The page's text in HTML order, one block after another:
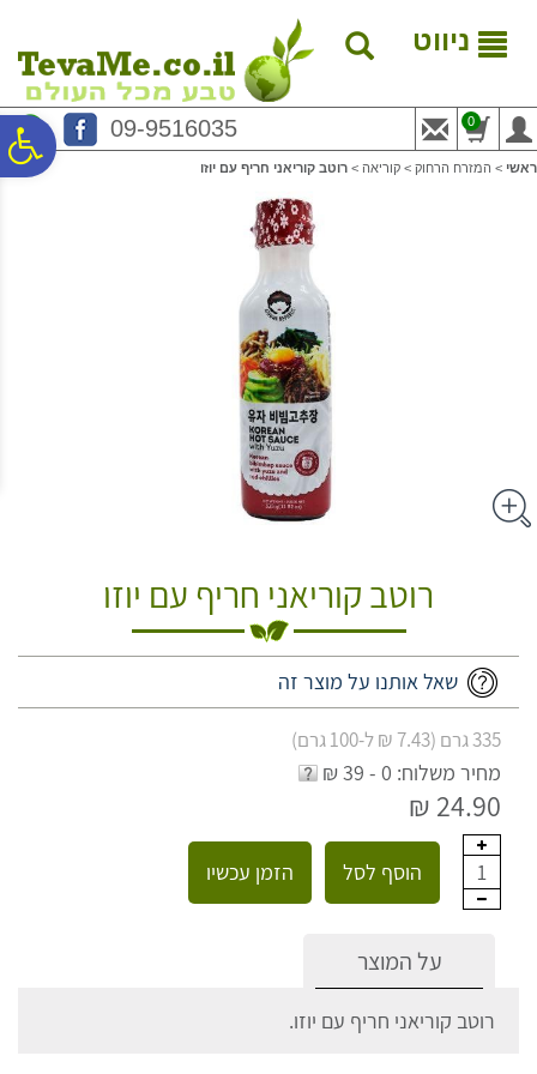
נגישות
המרכזי
ניווט
09-9516035 0
ראשי > המזרח הרחוק > קוריאה > רוטב קוריאני חריף עם יוזו
רוטב קוריאני חריף עם יוזו
שאל אותנו על מוצר זה
335 גרם (7.43 ₪ ל-100 גרם)
מחיר משלוח: 0 - 39 ₪
24.90 ₪
1 הוסף לסל הזמן עכשיו
על המוצר
רוטב קוריאני חריף עם יוזו.